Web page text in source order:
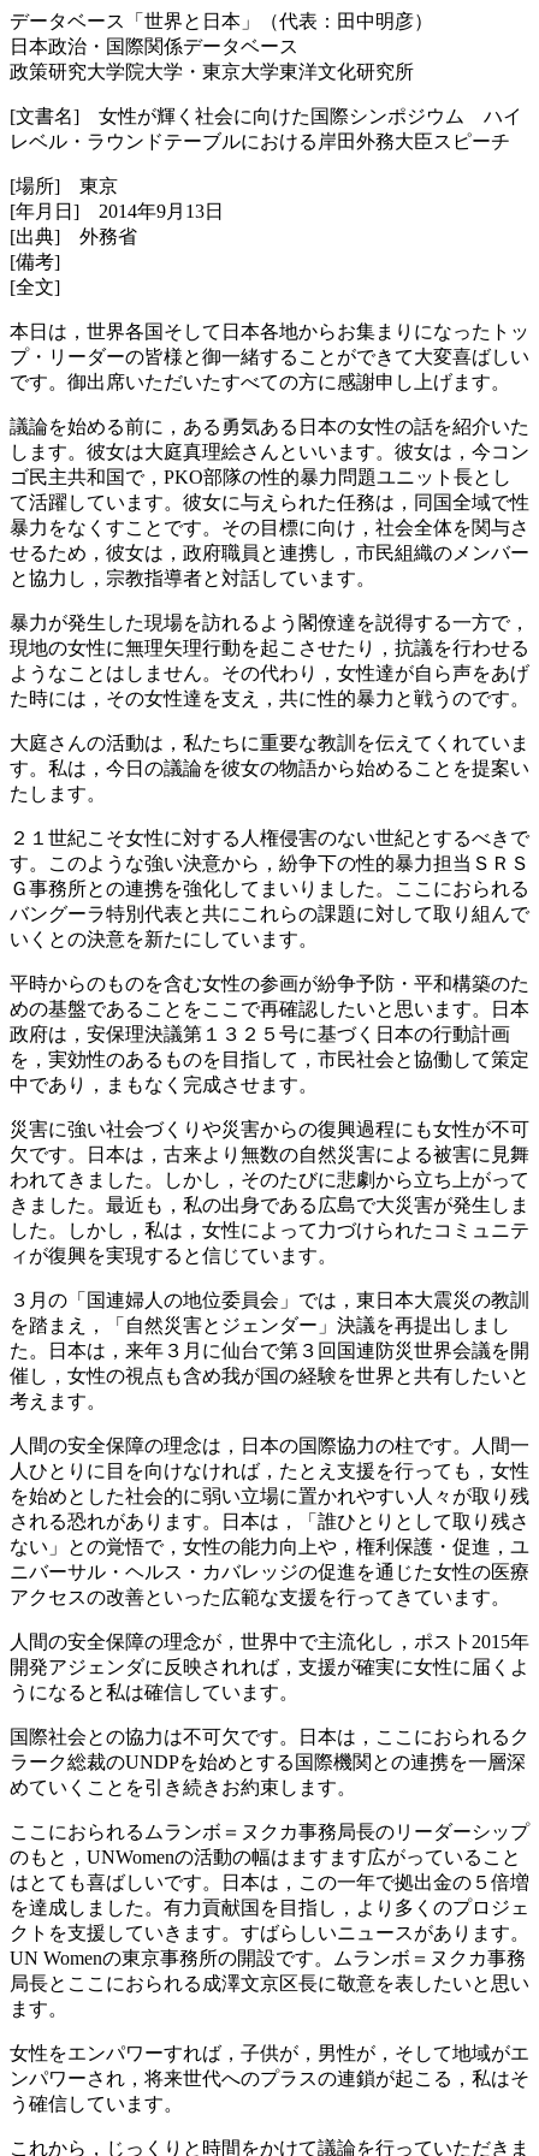
データベース「世界と日本」（代表：田中明彦）
日本政治・国際関係データベース
政策研究大学院大学・東京大学東洋文化研究所
[文書名] 女性が輝く社会に向けた国際シンポジウム ハイ
レベル・ラウンドテーブルにおける岸田外務大臣スピーチ
[場所] 東京
[年月日] 2014年9月13日
[出典] 外務省
[備考]
[全文]
本日は，世界各国そして日本各地からお集まりになったトッ
プ・リーダーの皆様と御一緒することができて大変喜ばしい
です。御出席いただいたすべての方に感謝申し上げます。
議論を始める前に，ある勇気ある日本の女性の話を紹介いた
します。彼女は大庭真理絵さんといいます。彼女は，今コン
ゴ民主共和国で，PKO部隊の性的暴力問題ユニット長とし
て活躍しています。彼女に与えられた任務は，同国全域で性
暴力をなくすことです。その目標に向け，社会全体を関与さ
せるため，彼女は，政府職員と連携し，市民組織のメンバー
と協力し，宗教指導者と対話しています。
暴力が発生した現場を訪れるよう閣僚達を説得する一方で，
現地の女性に無理矢理行動を起こさせたり，抗議を行わせる
ようなことはしません。その代わり，女性達が自ら声をあげ
た時には，その女性達を支え，共に性的暴力と戦うのです。
大庭さんの活動は，私たちに重要な教訓を伝えてくれていま
す。私は，今日の議論を彼女の物語から始めることを提案い
たします。
２１世紀こそ女性に対する人権侵害のない世紀とするべきで
す。このような強い決意から，紛争下の性的暴力担当ＳＲＳ
Ｇ事務所との連携を強化してまいりました。ここにおられる
バングーラ特別代表と共にこれらの課題に対して取り組んで
いくとの決意を新たにしています。
平時からのものを含む女性の参画が紛争予防・平和構築のた
めの基盤であることをここで再確認したいと思います。日本
政府は，安保理決議第１３２５号に基づく日本の行動計画
を，実効性のあるものを目指して，市民社会と協働して策定
中であり，まもなく完成させます。
災害に強い社会づくりや災害からの復興過程にも女性が不可
欠です。日本は，古来より無数の自然災害による被害に見舞
われてきました。しかし，そのたびに悲劇から立ち上がって
きました。最近も，私の出身である広島で大災害が発生しま
した。しかし，私は，女性によって力づけられたコミュニテ
ィが復興を実現すると信じています。
３月の「国連婦人の地位委員会」では，東日本大震災の教訓
を踏まえ，「自然災害とジェンダー」決議を再提出しまし
た。日本は，来年３月に仙台で第３回国連防災世界会議を開
催し，女性の視点も含め我が国の経験を世界と共有したいと
考えます。
人間の安全保障の理念は，日本の国際協力の柱です。人間一
人ひとりに目を向けなければ，たとえ支援を行っても，女性
を始めとした社会的に弱い立場に置かれやすい人々が取り残
される恐れがあります。日本は，「誰ひとりとして取り残さ
ない」との覚悟で，女性の能力向上や，権利保護・促進，ユ
ニバーサル・ヘルス・カバレッジの促進を通じた女性の医療
アクセスの改善といった広範な支援を行ってきています。
人間の安全保障の理念が，世界中で主流化し，ポスト2015年
開発アジェンダに反映されれば，支援が確実に女性に届くよ
うになると私は確信しています。
国際社会との協力は不可欠です。日本は，ここにおられるク
ラーク総裁のUNDPを始めとする国際機関との連携を一層深
めていくことを引き続きお約束します。
ここにおられるムランボ＝ヌクカ事務局長のリーダーシップ
のもと，UNWomenの活動の幅はますます広がっていること
はとても喜ばしいです。日本は，この一年で拠出金の５倍増
を達成しました。有力貢献国を目指し，より多くのプロジェ
クトを支援していきます。すばらしいニュースがあります。
UN Womenの東京事務所の開設です。ムランボ＝ヌクカ事務
局長とここにおられる成澤文京区長に敬意を表したいと思い
ます。
女性をエンパワーすれば，子供が，男性が，そして地域がエ
ンパワーされ，将来世代へのプラスの連鎖が起こる，私はそ
う確信しています。
これから，じっくりと時間をかけて議論を行っていただきま